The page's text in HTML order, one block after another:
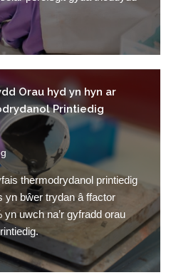
Orau hyd yn hyn ar
Printiedig
thermodrydanol printiedig
yn bŵer trydan â ffactor
uwch na’r gyfradd orau